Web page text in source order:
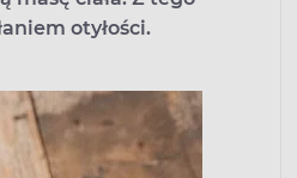
otyłości.